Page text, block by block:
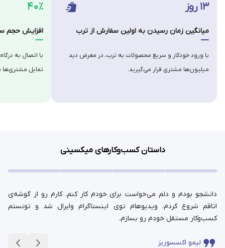
۴۰٪
افزایش حجم
با اتصال به
تمایل
۱۳ روز
میانگین زمان رسیدن به اولین سفارش از ترب
با ورود خودکار و سریع محصولات به ترب، در معرض دید
میلیون‌ها مشتری قرار می‌گیرید.
داستان کسب‌وکارهای میکسینی
دانشجو بودم و دلم می‌خواست برای خودم کار کنم. کارم رو از گوشه‌ی
اتاقم شروع کردم. ویدیوهام توی اینستاگرام وایرال شد و تونستم
کسب‌وکار مستقل خودم رو بسازم.
لیمو اکسسوریز